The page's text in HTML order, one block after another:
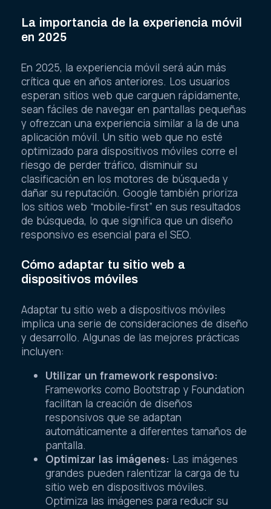
La importancia de la experiencia móvil
en 2025
En 2025, la experiencia móvil será aún más
crítica que en años anteriores. Los usuarios
esperan sitios web que carguen rápidamente,
sean fáciles de navegar en pantallas pequeñas
y ofrezcan una experiencia similar a la de una
aplicación móvil. Un sitio web que no esté
optimizado para dispositivos móviles corre el
riesgo de perder tráfico, disminuir su
clasificación en los motores de búsqueda y
dañar su reputación. Google también prioriza
los sitios web “mobile-first” en sus resultados
de búsqueda, lo que significa que un diseño
responsivo es esencial para el SEO.
Cómo adaptar tu sitio web a
dispositivos móviles
Adaptar tu sitio web a dispositivos móviles
implica una serie de consideraciones de diseño
y desarrollo. Algunas de las mejores prácticas
incluyen:
Utilizar un framework responsivo:
Frameworks como Bootstrap y Foundation
facilitan la creación de diseños
responsivos que se adaptan
automáticamente a diferentes tamaños de
pantalla.
Optimizar las imágenes: Las imágenes
grandes pueden ralentizar la carga de tu
sitio web en dispositivos móviles.
Optimiza las imágenes para reducir su